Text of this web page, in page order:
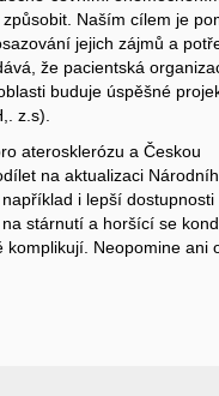
Naším cílem je
jejich zájmů a
že pacientská
buduje úspěšné
z.s).
aterosklerózu a Českou
na aktualizaci
i lepší
stárnutí a horšící se
Neopomine ani